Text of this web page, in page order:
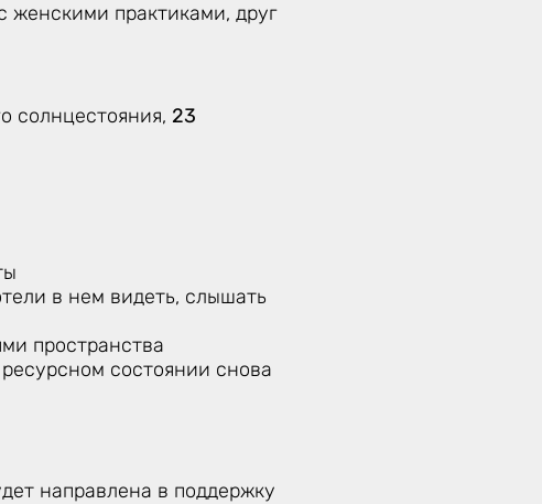
женскими практиками, друг
солнцестояния, 23
в нем видеть, слышать
пространства
состоянии снова
направлена в поддержку